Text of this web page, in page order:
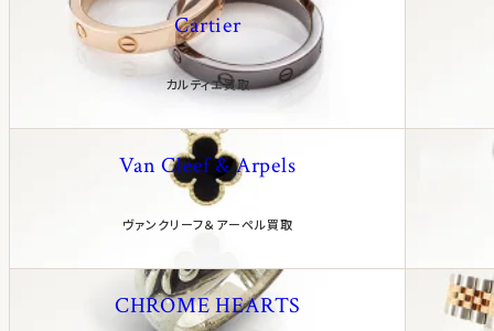
Cartier
カルティエ買取
Van Cleef & Arpels
ヴァンクリーフ＆アーペル買取
CHROME HEARTS